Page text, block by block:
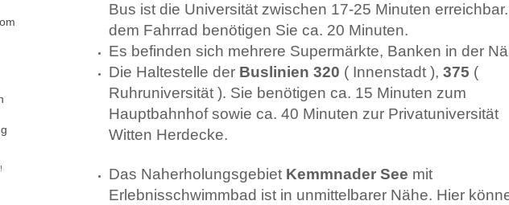
Bus ist die Universität zwischen 17-25 Minuten
dem Fahrrad benötigen Sie ca. 20 Minuten.
Es befinden sich mehrere Supermärkte, Banken in der
Die Haltestelle der Buslinien 320 ( Innenstadt ),375 (
Ruhruniversität ). Sie benötigen ca. 15 Minuten zum
Hauptbahnhof sowie ca. 40 Minuten zur Privatuniversität
Witten Herdecke.
Das Naherholungsgebiet Kemmnader See mit
Erlebnisschwimmbad ist in unmittelbarer Nähe. Hier